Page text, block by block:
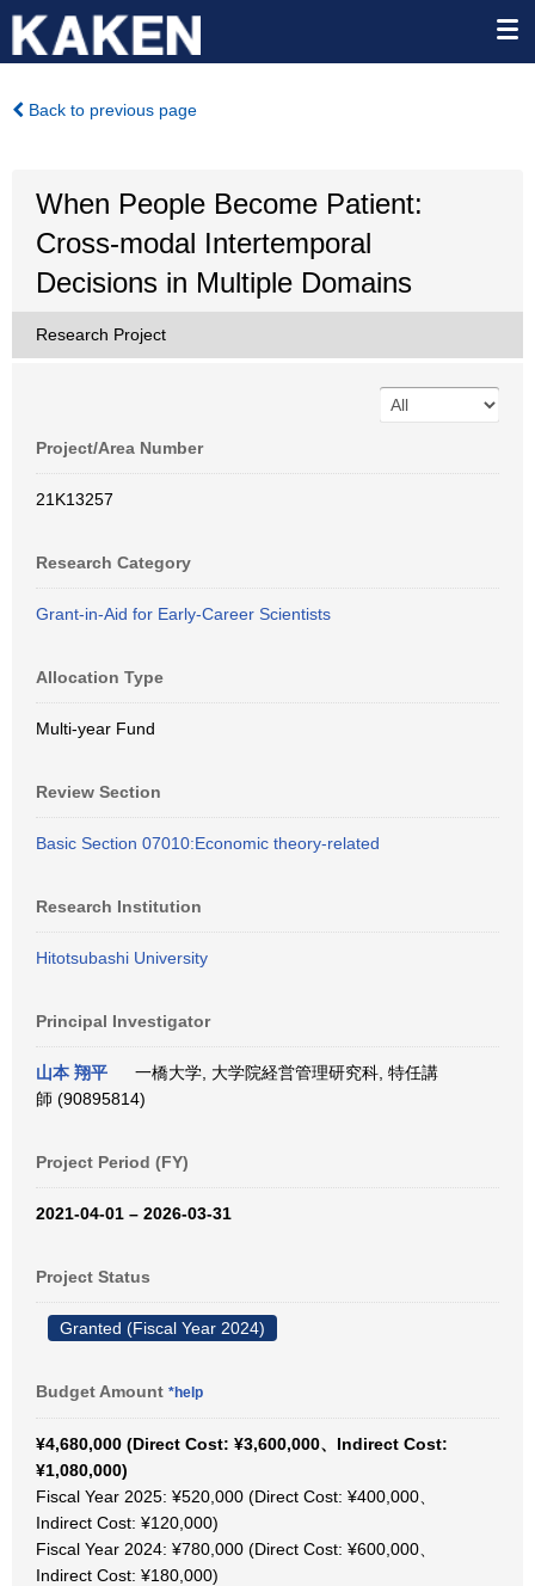
Back to previous page
When People Become Patient:
Cross-modal Intertemporal
Decisions in Multiple Domains
Research Project
Project/Area Number
21K13257
Research Category
Grant-in-Aid for Early-Career Scientists
Allocation Type
Multi-year Fund
Review Section
Basic Section 07010:Economic theory-related
Research Institution
Hitotsubashi University
Principal Investigator
山本 翔平
一橋大学, 大学院経営管理研究科, 特任講
師 (90895814)
Project Period (FY)
2021-04-01 – 2026-03-31
Project Status
Granted (Fiscal Year 2024)
Budget Amount *help
¥4,680,000 (Direct Cost: ¥3,600,000、Indirect Cost:
¥1,080,000)
Fiscal Year 2025: ¥520,000 (Direct Cost: ¥400,000、
Indirect Cost: ¥120,000)
Fiscal Year 2024: ¥780,000 (Direct Cost: ¥600,000、
Indirect Cost: ¥180,000)